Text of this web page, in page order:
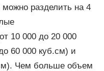
разделить на 4
10 000 до 20 000
60 000 куб.см) и
Чем больше объем